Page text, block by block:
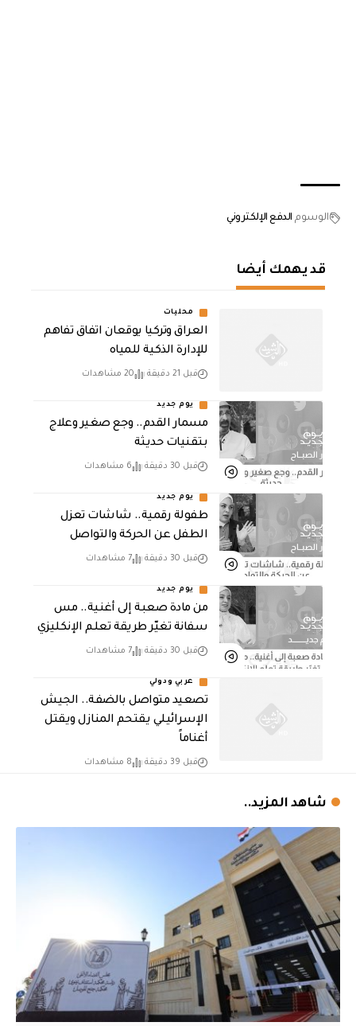
الوسوم الدفع الإلكتروني
قد يهمك أيضا
محليات
العراق وتركيا يوقعان اتفاق تفاهم
للإدارة الذكية للمياه
قبل 21 دقيقة 20 مشاهدات
يوم جديد
مسمار القدم.. وجع صغير وعلاج
بتقنيات حديثة
قبل 30 دقيقة 6 مشاهدات
يوم جديد
طفولة رقمية.. شاشات تعزل
الطفل عن الحركة والتواصل
قبل 30 دقيقة 7 مشاهدات
يوم جديد
من مادة صعبة إلى أغنية.. مس
سفانة تغيّر طريقة تعلم الإنكليزي
قبل 30 دقيقة 7 مشاهدات
عربي ودولي
تصعيد متواصل بالضفة.. الجيش
الإسرائيلي يقتحم المنازل ويقتل
أغناماً
قبل 39 دقيقة 8 مشاهدات
شاهد المزيد..